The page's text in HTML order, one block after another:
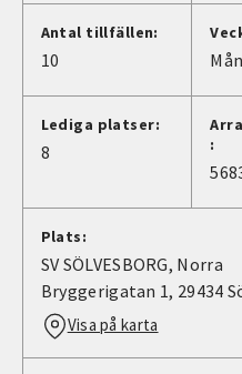
Antal tillfällen:
10 Mån
Lediga platser:
8
:
Plats:
SV SÖLVESBORG, Norra
Bryggerigatan 1, 29434
Visa på karta